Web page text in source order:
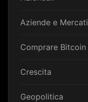
Aziende e Mercati
Comprare Bitcoin
Crescita
Geopolitica